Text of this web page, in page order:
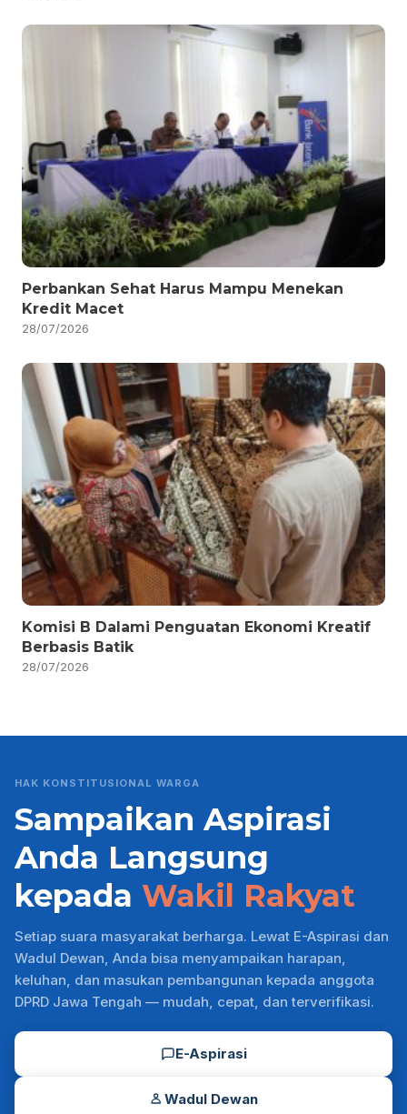
Perbankan Sehat Harus Mampu Menekan
Kredit Macet
28/07/2026
Komisi B Dalami Penguatan Ekonomi Kreatif
Berbasis Batik
28/07/2026
HAK KONSTITUSIONAL WARGA
Sampaikan Aspirasi
Anda Langsung
kepada Wakil Rakyat
Setiap suara masyarakat berharga. Lewat E-Aspirasi dan
Wadul Dewan, Anda bisa menyampaikan harapan,
keluhan, dan masukan pembangunan kepada anggota
DPRD Jawa Tengah — mudah, cepat, dan terverifikasi.
E-Aspirasi
Wadul Dewan